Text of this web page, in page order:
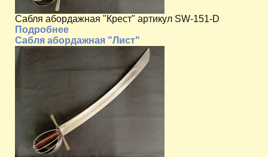
Сабля абордажная "Крест" артикул SW-151-D
Подробнее
Сабля абордажная "Лист"